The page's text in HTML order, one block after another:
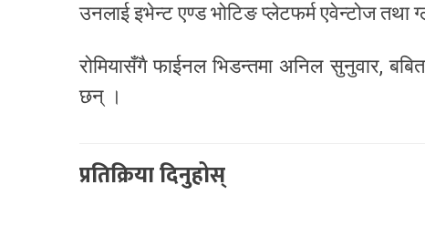
उनलाई इभेन्ट एण्ड भोटिङ प्लेटफर्म एवेन्टोज तथा
रोमियासँगै फाईनल भिडन्तमा अनिल सुनुवार,
छन् ।
प्रतिक्रिया दिनुहोस्